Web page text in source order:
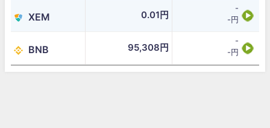
XEM 0.01円
-
-円
BNB 95,308円
-
-円